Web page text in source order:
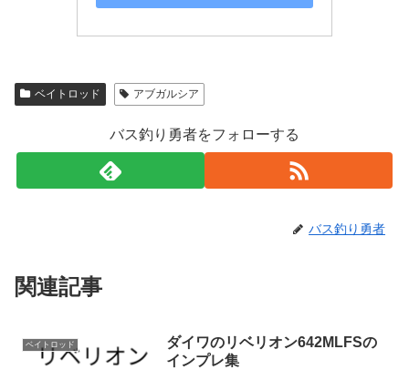
ベイトロッド アブガルシア
バス釣り勇者をフォローする
バス釣り勇者
関連記事
ベイトロッド
ダイワのリベリオン642MLFSの
インプレ集